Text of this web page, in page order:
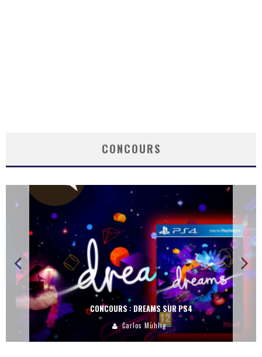
CONCOURS
CONCOURS : DREAMS SUR PS4
Carlos Mühlig